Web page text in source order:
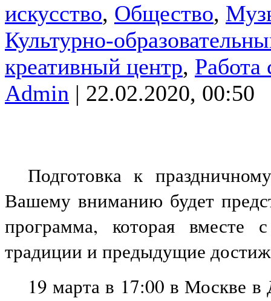
искусство, Общество,
Культурно-
креативный центр,
Admin | 22.02.2020, 00:50
Подготовка к
Вашему вниманию будет
программа, которая вместе
традиции и предыдущие
19 марта в 17:00 в Москве в